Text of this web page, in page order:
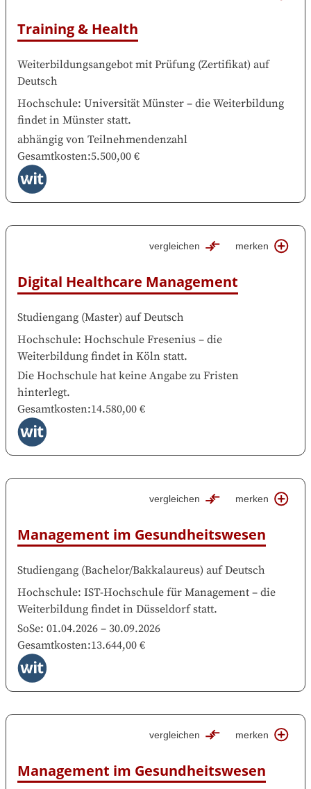
Training & Health
Weiterbildungsangebot mit Prüfung (Zertifikat) auf
Deutsch
Hochschule: Universität Münster – die Weiterbildung
findet in Münster statt.
abhängig von Teilnehmendenzahl
Gesamtkosten:5.500,00 €
Digital Healthcare Management
vergleichen merken
Studiengang (Master) auf Deutsch
Hochschule: Hochschule Fresenius – die
Weiterbildung findet in Köln statt.
Die Hochschule hat keine Angabe zu Fristen
hinterlegt.
Gesamtkosten:14.580,00 €
Management im Gesundheitswesen
vergleichen merken
Studiengang (Bachelor/Bakkalaureus) auf Deutsch
Hochschule: IST-Hochschule für Management – die
Weiterbildung findet in Düsseldorf statt.
SoSe: 01.04.2026 – 30.09.2026
Gesamtkosten:13.644,00 €
Management im Gesundheitswesen
vergleichen merken